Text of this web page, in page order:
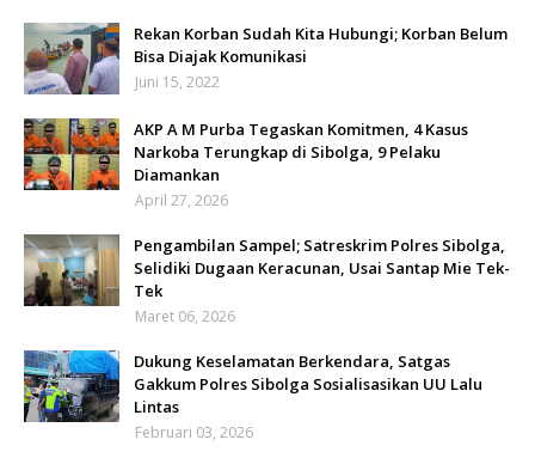
Rekan Korban Sudah Kita Hubungi; Korban Belum
Bisa Diajak Komunikasi
Juni 15, 2022
AKP A M Purba Tegaskan Komitmen, 4 Kasus
Narkoba Terungkap di Sibolga, 9 Pelaku
Diamankan
April 27, 2026
Pengambilan Sampel; Satreskrim Polres Sibolga,
Selidiki Dugaan Keracunan, Usai Santap Mie Tek-
Tek
Maret 06, 2026
Dukung Keselamatan Berkendara, Satgas
Gakkum Polres Sibolga Sosialisasikan UU Lalu
Lintas
Februari 03, 2026